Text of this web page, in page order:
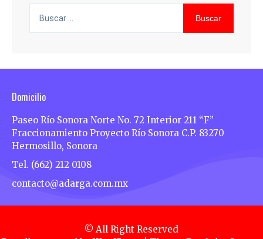
Domicilio
Paseo Río Sonora Norte No. 72 Interior 211 “F”
Fraccionamiento Proyecto Río Sonora C.P. 83270
Hermosillo, Sonora
Tel. (662) 212 0108
contacto@adarga.com.mx
© All Right Reserved